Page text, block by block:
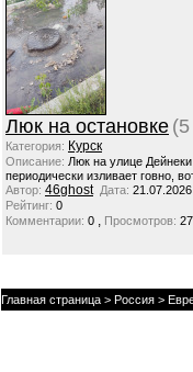
Люк на остановке
Категория: Курск
Описание: Люк на улице
периодически изливает говно,
Автор: 46ghost Дата:
Рейтинг: 0
Комментарии: 0 , Просмотров: 27
Главная страница > Россия >